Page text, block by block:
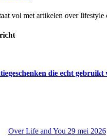
vol met artikelen over lifestyle
die echt gebruikt
Over Life and You 29 mei 2026